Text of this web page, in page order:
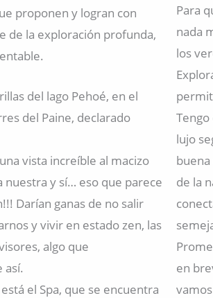
proponen y logran con
de la exploración profunda,
del lago Pehoé, en el
del Paine, declarado
vista increíble al macizo
nuestra y sí… eso que parece
Darían ganas de no salir
y vivir en estado zen, las
algo que
así.
el Spa, que se encuentra
Para
nada
los
lujo
de la
en